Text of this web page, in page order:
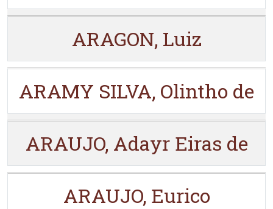
ARAGON, Luiz
ARAMY SILVA, Olintho de
ARAUJO, Adayr Eiras de
ARAUJO, Eurico